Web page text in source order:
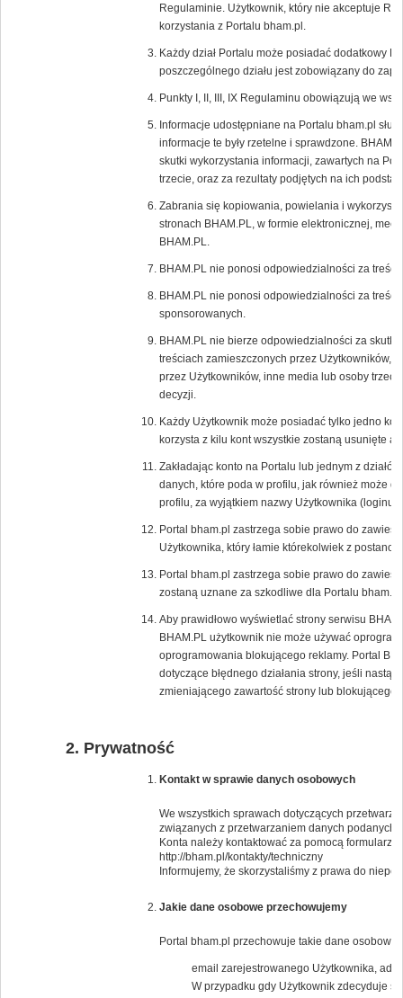
Regulaminie. Użytkownik, który nie akceptuje
korzystania z Portalu bham.pl.
Każdy dział Portalu może posiadać dodatkowy
poszczególnego działu jest zobowiązany do
Punkty I, II, III, IX Regulaminu obowiązują we
Informacje udostępniane na Portalu bham.pl
informacje te były rzetelne i sprawdzone.
skutki wykorzystania informacji, zawartych na
trzecie, oraz za rezultaty podjętych na ich
Zabrania się kopiowania, powielania i
stronach BHAM.PL, w formie elektronicznej,
BHAM.PL.
BHAM.PL nie ponosi odpowiedzialności za
BHAM.PL nie ponosi odpowiedzialności za treści
sponsorowanych.
BHAM.PL nie bierze odpowiedzialności za
treściach zamieszczonych przez Użytkowników,
przez Użytkowników, inne media lub osoby
decyzji.
Każdy Użytkownik może posiadać tylko jedno
korzysta z kilu kont wszystkie zostaną usunięte
Zakładając konto na Portalu lub jednym z
danych, które poda w profilu, jak również może
profilu, za wyjątkiem nazwy Użytkownika
Portal bham.pl zastrzega sobie prawo do
Użytkownika, który łamie którekolwiek z
Portal bham.pl zastrzega sobie prawo do
zostaną uznane za szkodliwe dla Portalu bham.pl.
Aby prawidłowo wyświetlać strony serwisu
BHAM.PL użytkownik nie może używać
oprogramowania blokującego reklamy. Portal
dotyczące błędnego działania strony, jeśli
zmieniającego zawartość strony lub blokującego
Prywatność
Kontakt w sprawie danych osobowych
We wszystkich sprawach dotyczących
związanych z przetwarzaniem danych podanych
Konta należy kontaktować za pomocą
http://bham.pl/kontakty/techniczny
Informujemy, że skorzystaliśmy z prawa do
Jakie dane osobowe przechowujemy
Portal bham.pl przechowuje takie dane osobowe
email zarejestrowanego Użytkownika,
W przypadku gdy Użytkownik zdecyduje